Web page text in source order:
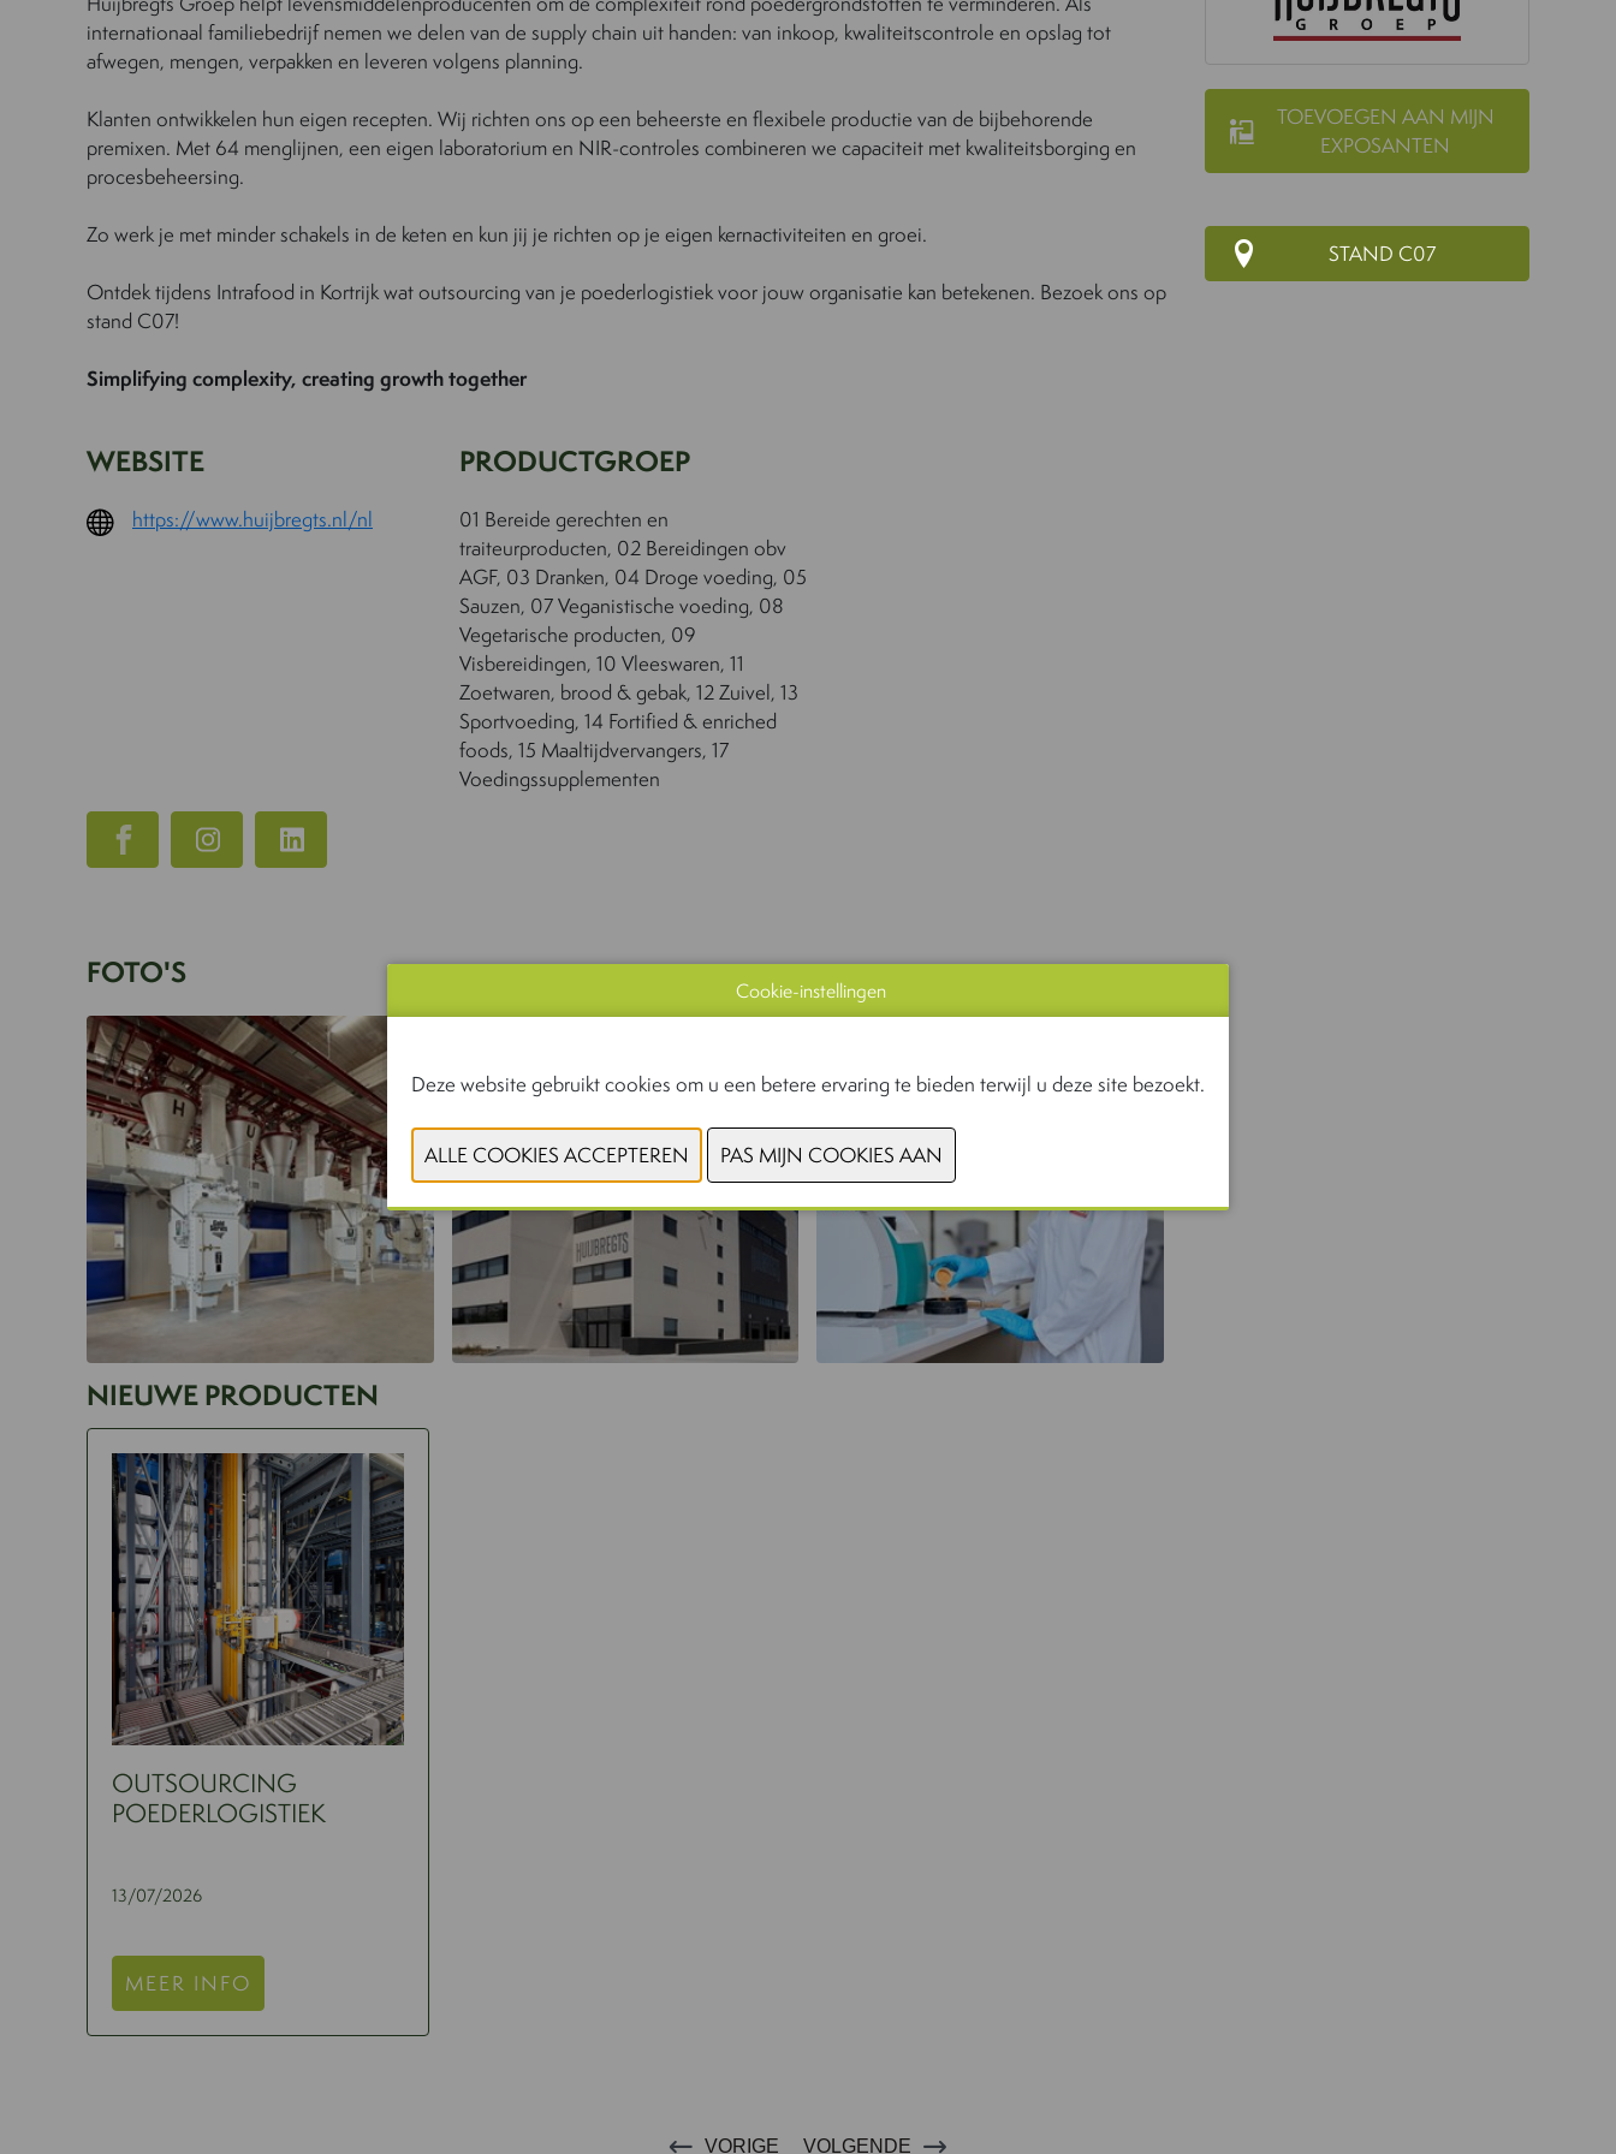
TOEVOEGEN AAN MIJN
EXPOSANTEN
STAND C07
internationaal familiebedrijf nemen we delen van de supply chain uit handen: van inkoop, kwaliteitscontrole en opslag tot
afwegen, mengen, verpakken en leveren volgens planning.
Klanten ontwikkelen hun eigen recepten. Wij richten ons op een beheerste en flexibele productie van de bijbehorende
premixen. Met 64 menglijnen, een eigen laboratorium en NIR-controles combineren we capaciteit met kwaliteitsborging en
procesbeheersing.
Zo werk je met minder schakels in de keten en kun jij je richten op je eigen kernactiviteiten en groei.
Ontdek tijdens Intrafood in Kortrijk wat outsourcing van je poederlogistiek voor jouw organisatie kan betekenen. Bezoek ons op
stand C07!
Simplifying complexity, creating growth together
WEBSITE
https://www.huijbregts.nl/nl
PRODUCTGROEP
01 Bereide gerechten en
traiteurproducten, 02 Bereidingen obv
AGF, 03 Dranken, 04 Droge voeding, 05
Sauzen, 07 Veganistische voeding, 08
Vegetarische producten, 09
Visbereidingen, 10 Vleeswaren, 11
Zoetwaren, brood & gebak, 12 Zuivel, 13
Sportvoeding, 14 Fortified & enriched
foods, 15 Maaltijdvervangers, 17
Voedingssupplementen
FOTO'S
NIEUWE PRODUCTEN
OUTSOURCING
POEDERLOGISTIEK
13/07/2026
MEER INFO
VORIGE VOLGENDE
Cookie-instellingen
Deze website gebruikt cookies om u een betere ervaring te bieden terwijl u deze site bezoekt.